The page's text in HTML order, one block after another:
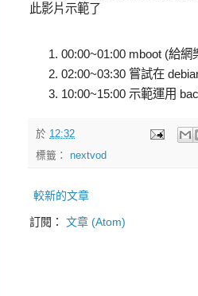
此影片示範了
00:00~01:00 mboot (給
02:00~03:30 嘗試在
10:00~15:00 示範運用
於 12:32
標籤： nextvod
較新的文章
訂閱： 文章 (Atom)